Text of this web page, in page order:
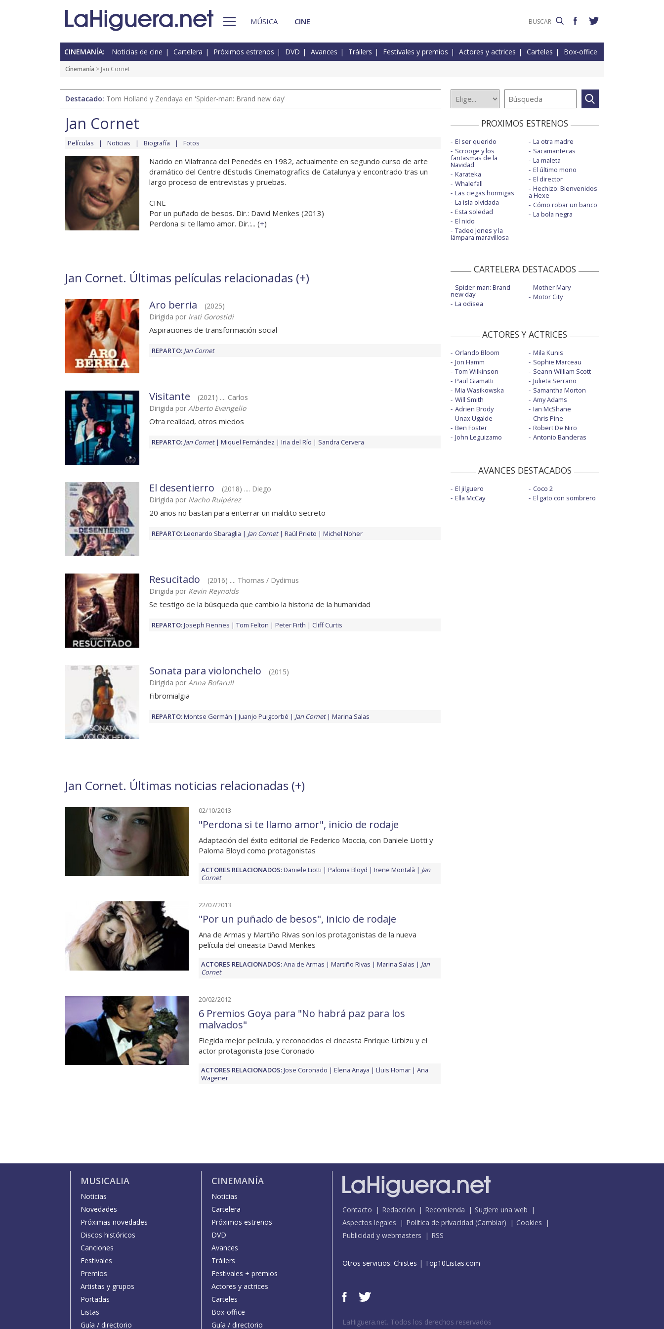
MÚSICA CINE
CINEMANÍA: Noticias de cine Cartelera Próximos estrenos DVD Avances Tráilers Festivales y premios Actores y actrices Carteles Box-office
Cinemanía > Jan Cornet
Destacado: Tom Holland y Zendaya en 'Spider-man: Brand new day'
Jan Cornet
Películas Noticias Biografía Fotos
Nacido en Vilafranca del Penedés en 1982, actualmente en segundo curso de arte
dramático del Centre dEstudis Cinematografics de Catalunya y encontrado tras un
largo proceso de entrevistas y pruebas.
CINE
Por un puñado de besos. Dir.: David Menkes (2013)
Perdona si te llamo amor. Dir.:... (+)
Jan Cornet. Últimas películas relacionadas (+)
Aro berria
(2025)
Dirigida por Irati Gorostidi
Aspiraciones de transformación social
REPARTO: Jan Cornet
Visitante
(2021) .... Carlos
Dirigida por Alberto Evangelio
Otra realidad, otros miedos
REPARTO: Jan Cornet Miquel Fernández Iria del Río Sandra Cervera
El desentierro
(2018) .... Diego
Dirigida por Nacho Ruipérez
20 años no bastan para enterrar un maldito secreto
REPARTO: Leonardo Sbaraglia Jan Cornet Raúl Prieto Michel Noher
Resucitado
(2016) .... Thomas / Dydimus
Dirigida por Kevin Reynolds
Se testigo de la búsqueda que cambio la historia de la humanidad
REPARTO: Joseph Fiennes Tom Felton Peter Firth Cliff Curtis
Sonata para violonchelo
(2015)
Dirigida por Anna Bofarull
Fibromialgia
REPARTO: Montse Germán Juanjo Puigcorbé Jan Cornet Marina Salas
Jan Cornet. Últimas noticias relacionadas (+)
02/10/2013
"Perdona si te llamo amor", inicio de rodaje
Adaptación del éxito editorial de Federico Moccia, con Daniele Liotti y
Paloma Bloyd como protagonistas
ACTORES RELACIONADOS:Daniele Liotti Paloma Bloyd Irene Montalà
Jan
Cornet
22/07/2013
"Por un puñado de besos", inicio de rodaje
Ana de Armas y Martiño Rivas son los protagonistas de la nueva
película del cineasta David Menkes
ACTORES RELACIONADOS:Ana de Armas Martiño Rivas Marina Salas
Jan
Cornet
20/02/2012
6 Premios Goya para "No habrá paz para los
malvados"
Elegida mejor película, y reconocidos el cineasta Enrique Urbizu y el
actor protagonista Jose Coronado
ACTORES RELACIONADOS:Jose Coronado Elena Anaya Lluis Homar
Ana
Wagener
PROXIMOS ESTRENOS
El ser querido
Scrooge y los
fantasmas de la
Navidad
Karateka
Whalefall
Las ciegas hormigas
La isla olvidada
Esta soledad
El nido
Tadeo Jones y la
lámpara maravillosa
La otra madre
Sacamantecas
La maleta
El último mono
El director
Hechizo: Bienvenidos
a Hexe
Cómo robar un banco
La bola negra
CARTELERA DESTACADOS
Spider-man: Brand
new day
La odisea
Mother Mary
Motor City
ACTORES Y ACTRICES
Orlando Bloom
Jon Hamm
Tom Wilkinson
Paul Giamatti
Mia Wasikowska
Will Smith
Adrien Brody
Unax Ugalde
Ben Foster
John Leguizamo
Mila Kunis
Sophie Marceau
Seann William Scott
Julieta Serrano
Samantha Morton
Amy Adams
Ian McShane
Chris Pine
Robert De Niro
Antonio Banderas
AVANCES DESTACADOS
El jilguero
Ella McCay
Coco 2
El gato con sombrero
MUSICALIA
Noticias
Novedades
Próximas novedades
Discos históricos
Canciones
Festivales
Premios
Artistas y grupos
Portadas
Listas
Guía / directorio
CINEMANÍA
Noticias
Cartelera
Próximos estrenos
DVD
Avances
Tráilers
Festivales + premios
Actores y actrices
Carteles
Box-office
Guía / directorio
Contacto Redacción Recomienda
Sugiere una web
Aspectos legales
Política de privacidad (Cambiar)
Cookies
Publicidad y webmasters
RSS
Otros servicios: Chistes | Top10Listas.com
LaHiguera.net. Todos los derechos reservados